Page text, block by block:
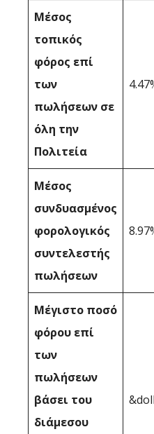
Μέσος
τοπικός
φόρος επί
των
πωλήσεων σε
όλη την
Πολιτεία
Μέσος
συνδυασμένος
φορολογικός
συντελεστής
πωλήσεων
Μέγιστο ποσό
φόρου επί
των
πωλήσεων
βάσει του
διάμεσου